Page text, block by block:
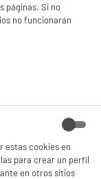
canjeable
páginas. Si no
no funcionarán
estas cookies en
para crear un perfil
en otros sitios